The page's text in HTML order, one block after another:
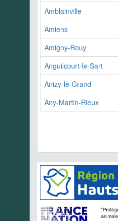
Amblainville
Amiens
Amigny-Rouy
Anguilcourt-le-Sart
Anizy-le-Grand
Any-Martin-Rieux